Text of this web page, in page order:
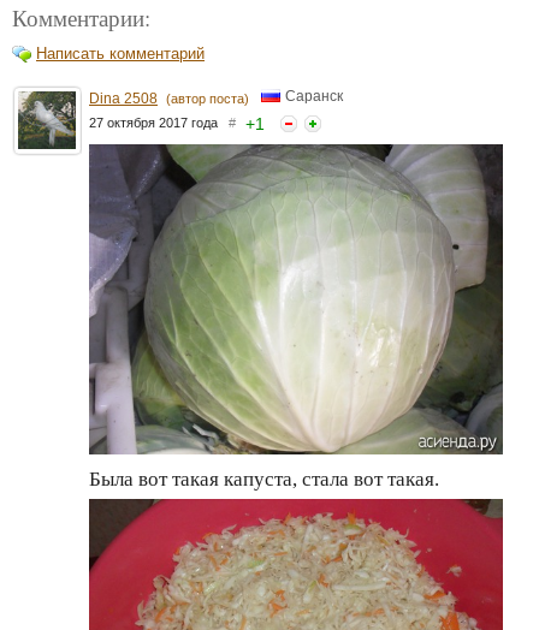
Комментарии:
Написать комментарий
Dina 2508 (автор поста) Саранск
27 октября 2017 года # +1
Была вот такая капуста, стала вот такая.